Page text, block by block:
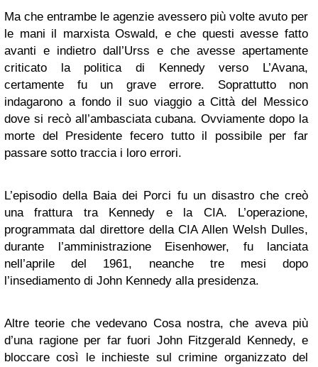
Ma che entrambe le agenzie avessero più volte avuto per
le mani il marxista Oswald, e che questi avesse fatto
avanti e indietro dall’Urss e che avesse apertamente
criticato la politica di Kennedy verso L’Avana,
certamente fu un grave errore. Soprattutto non
indagarono a fondo il suo viaggio a Città del Messico
dove si recò all’ambasciata cubana. Ovviamente dopo la
morte del Presidente fecero tutto il possibile per far
passare sotto traccia i loro errori.
L’episodio della Baia dei Porci fu un disastro che creò
una frattura tra Kennedy e la CIA. L’operazione,
programmata dal direttore della CIA Allen Welsh Dulles,
durante l’amministrazione Eisenhower, fu lanciata
nell’aprile del 1961, neanche tre mesi dopo
l’insediamento di John Kennedy alla presidenza.
Altre teorie che vedevano Cosa nostra, che aveva più
d’una ragione per far fuori John Fitzgerald Kennedy, e
bloccare così le inchieste sul crimine organizzato del